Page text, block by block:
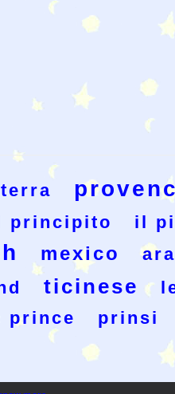
principito
il
mexico
ticinese
prince prinsi